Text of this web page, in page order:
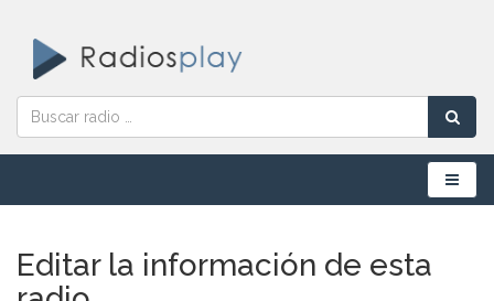
Menú
Editar la información de esta